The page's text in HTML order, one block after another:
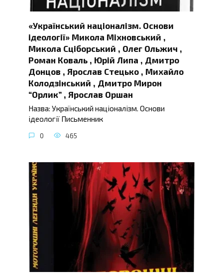
«Український націоналізм. Основи
ідеології» Микола Міхновський ,
Микола Сціборський , Олег Ольжич ,
Роман Коваль , Юрій Липа , Дмитро
Донцов , Ярослав Стецько , Михайло
Колодзінський , Дмитро Мирон
“Орлик” , Ярослав Оршан
Назва: Український націоналізм. Основи
ідеології Письменник
0 465